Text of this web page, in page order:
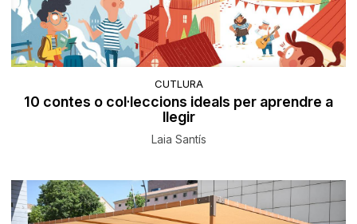
CUTLURA
10 contes o col·leccions ideals per aprendre a
llegir
Laia Santís